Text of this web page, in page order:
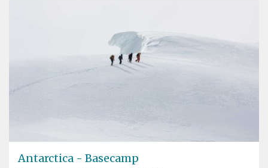
Antarctica - Basecamp